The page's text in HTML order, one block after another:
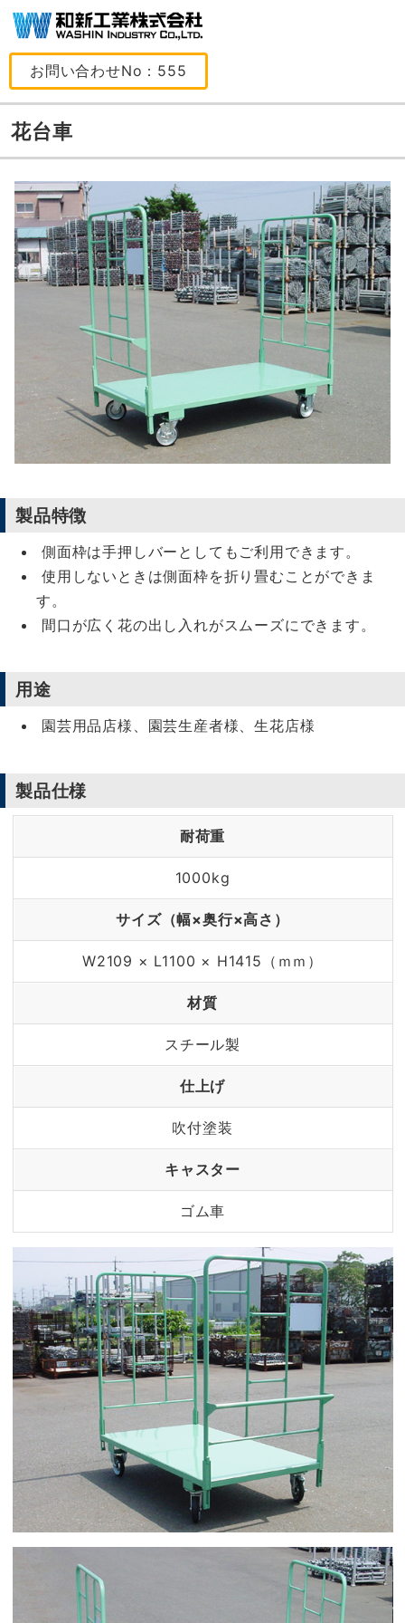
お問い合わせNo：555
花台車
製品特徴
側面枠は手押しバーとしてもご利用できます。
使用しないときは側面枠を折り畳むことができま
す。
間口が広く花の出し入れがスムーズにできます。
用途
園芸用品店様、園芸生産者様、生花店様
製品仕様
耐荷重
1000kg
サイズ（幅×奥行×高さ）
W2109 × L1100 × H1415（ｍｍ）
材質
スチール製
仕上げ
吹付塗装
キャスター
ゴム車